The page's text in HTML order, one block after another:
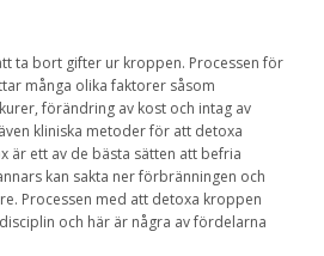
ta bort gifter ur kroppen. Processen för
många olika faktorer såsom
förändring av kost och intag av
kliniska metoder för att detoxa
är ett av de bästa sätten att befria
kan sakta ner förbränningen och
Processen med att detoxa kroppen
och här är några av fördelarna